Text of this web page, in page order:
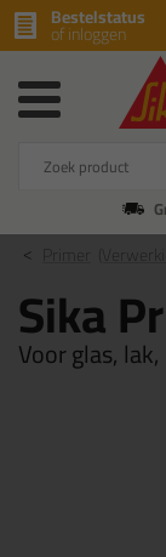
Bestelstatus
of inloggen
Sika
Voor glas,